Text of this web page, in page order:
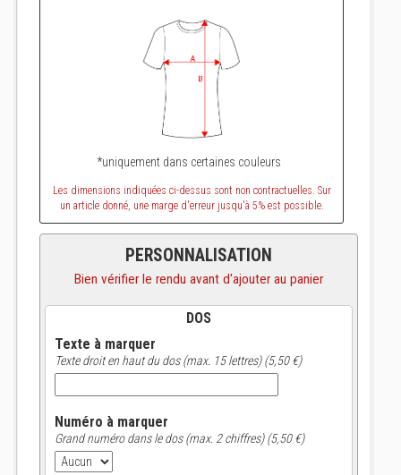
*uniquement dans certaines couleurs
Les dimensions indiquées ci-dessus sont non contractuelles. Sur
un article donné, une marge d'erreur jusqu'à 5% est possible.
PERSONNALISATION
Bien vérifier le rendu avant d'ajouter au panier
DOS
Texte à marquer
Texte droit en haut du dos (max. 15 lettres) (5,50 €)
Numéro à marquer
Grand numéro dans le dos (max. 2 chiffres) (5,50 €)